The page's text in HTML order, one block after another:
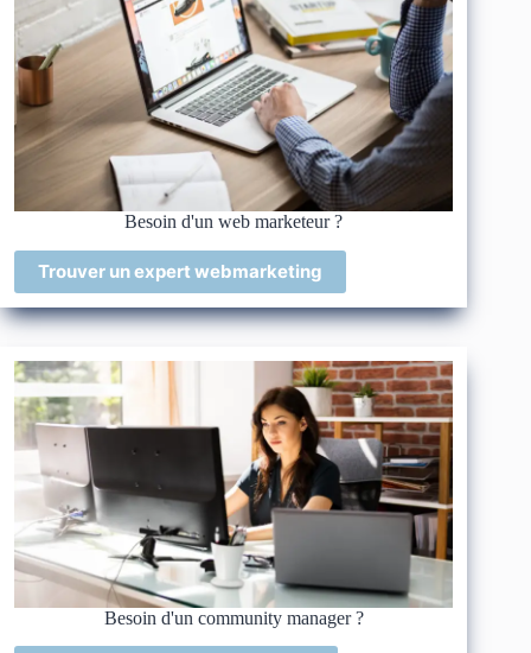
Besoin d'un web marketeur ?
Trouver un expert webmarketing
Besoin d'un community manager ?